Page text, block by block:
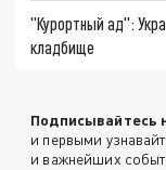
"Курортный ад":
кладбище
Подписывайтесь
и первыми
и важнейших